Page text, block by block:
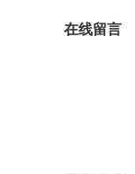
在线留言